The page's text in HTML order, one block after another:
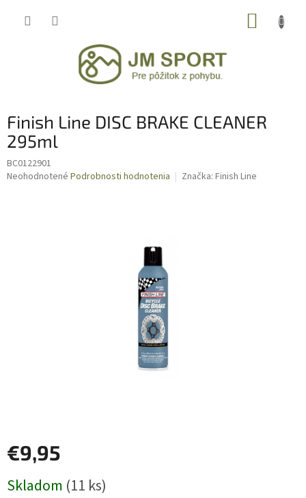
Finish Line DISC BRAKE CLEANER
295ml
BC0122901
Priemerné
Neohodnotené Podrobnosti hodnotenia Značka: Finish Line
€9,95
cena:
Skladom (11 ks)